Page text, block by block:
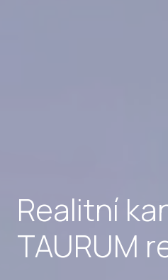
Realitní
TAURUM